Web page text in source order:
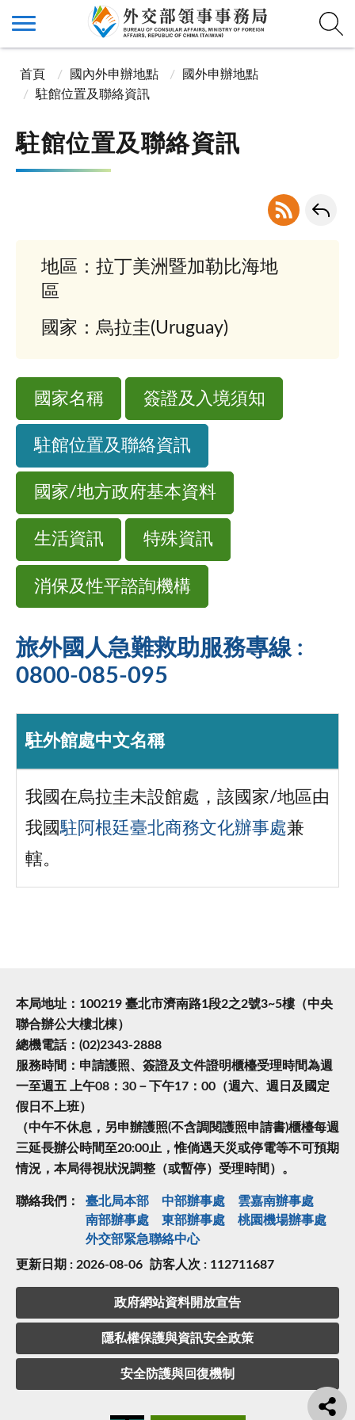
首頁 國內外申辦地點
國外申辦地點
駐館位置及聯絡資訊
駐館位置及聯絡資訊
地區：拉丁美洲暨加勒比海地
區
國家：烏拉圭(Uruguay)
國家名稱 簽證及入境須知
駐館位置及聯絡資訊
國家/地方政府基本資料
生活資訊 特殊資訊
消保及性平諮詢機構
旅外國人急難救助服務專線 :
0800-085-095
駐外館處中文名稱
我國在烏拉圭未設館處，該國家/地區由
我國駐阿根廷臺北商務文化辦事處兼
轄。
本局地址：100219 臺北市濟南路1段2之2號3~5樓（中央
聯合辦公大樓北棟）
總機電話：(02)2343-2888
服務時間：申請護照、簽證及文件證明櫃檯受理時間為週
一至週五 上午08：30－下午17：00（週六、週日及國定
假日不上班）
（中午不休息，另申辦護照(不含調閱護照申請書)櫃檯每週
三延長辦公時間至20:00止，惟倘遇天災或停電等不可預期
情況，本局得視狀況調整（或暫停）受理時間）。
聯絡我們： 臺北局本部 中部辦事處
雲嘉南辦事處
南部辦事處
東部辦事處
桃園機場辦事處
外交部緊急聯絡中⼼
更新日期 : 2026-08-06 訪客人次 : 112711687
政府網站資料開放宣告
隱私權保護與資訊安全政策
安全防護與回復機制